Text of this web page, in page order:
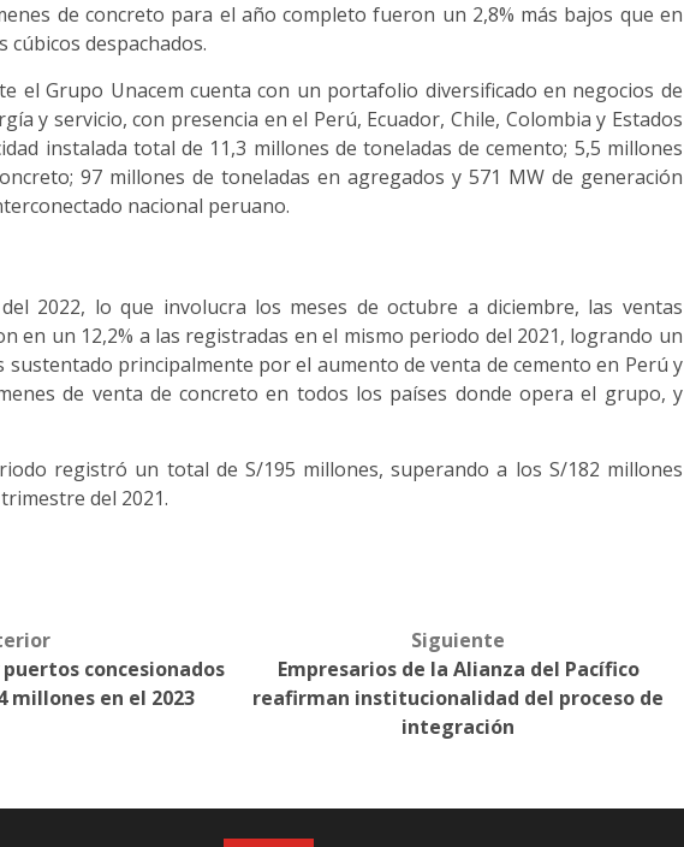
de concreto para el año completo fueron un 2,8% más bajos que en
cúbicos despachados.
el Grupo Unacem cuenta con un portafolio diversificado en negocios de
y servicio, con presencia en el Perú, Ecuador, Chile, Colombia y Estados
instalada total de 11,3 millones de toneladas de cemento; 5,5 millones
97 millones de toneladas en agregados y 571 MW de generación
nacional peruano.
2022, lo que involucra los meses de octubre a diciembre, las ventas
en un 12,2% a las registradas en el mismo periodo del 2021, logrando un
sustentado principalmente por el aumento de venta de cemento en Perú y
de venta de concreto en todos los países donde opera el grupo, y
registró un total de S/195 millones, superando a los S/182 millones
del 2021.
concesionados
millones en el 2023
Siguiente
Empresarios de la Alianza del Pacífico
reafirman institucionalidad del proceso de
integración